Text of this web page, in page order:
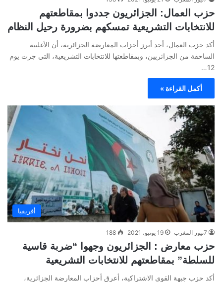
حزب العمال: الجزائريون جددوا بمقاطعتهم
للانتخابات التشريعية تمسكهم بضرورة رحيل النظام
أكد حزب العمال، أحد أبرز أحزاب المعارضة الجزائرية، أن الأغلبية
الساحقة من الجزائريين، وبمقاطعتها للانتخابات التشريعية، التي جرت يوم
12…
أكمل القراءة »
أفريقيا
7نيوز المغرب 19 يونيو، 2021 188
حزب معارض : الجزائريون وجهوا “ضربة قاسية
للسلطة” بمقاطعتهم للانتخابات التشريعية
أكد حزب جبهة القوى الاشتراكية، أعرق أحزاب المعارضة الجزائرية،